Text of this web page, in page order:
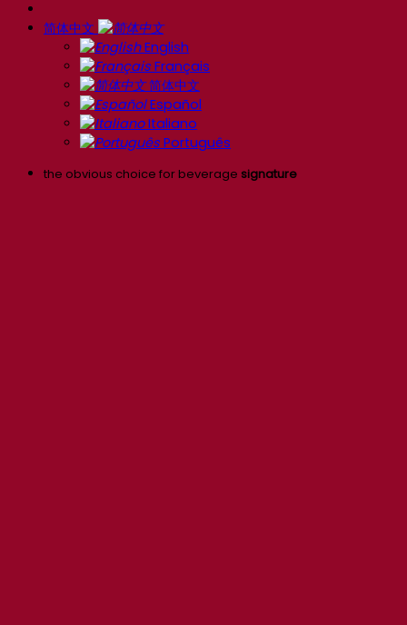
简体中文
English
Français
简体中文
Español
Italiano
Português
the obvious choice for beverage signature